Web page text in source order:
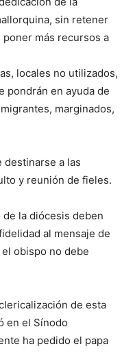
sin retener
más recursos a
locales no utilizados,
pondrán en ayuda de
marginados,
destinarse a las
y reunión de fieles.
de la diócesis deben
al mensaje de
obispo no debe
de esta
en el Sínodo
ha pedido el papa